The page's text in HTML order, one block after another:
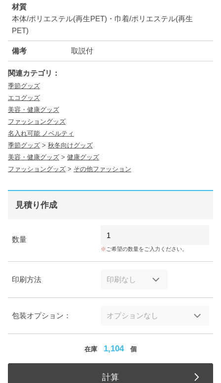
材質
本体/ポリエステル(再生PET)・巾着/ポリエステル(再生
PET)
備考 取説付
関連カテゴリ：
季節グッズ
エコグッズ
美容・健康グッズ
ファッショングッズ
名入れ可能 ノベルティ
季節グッズ > 秋冬向けグッズ
美容・健康グッズ > 健康グッズ
ファッショングッズ > その他ファッション
見積り作成
数量
ご希望の数量をご入力ください。
印刷方法
包装オプション：
在庫 1,104個
計算